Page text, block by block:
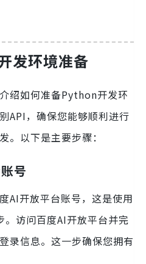
发环境准备
绍如何准备Python开发环
API，确保您能够顺利进行
。以下是主要步骤：
号
AI开放平台账号，这是使用
。访问百度AI开放平台并完
录信息。这一步确保您拥有